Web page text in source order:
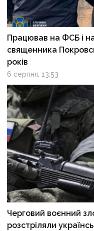
Працював на ФСБ і
священника
років
6 серпня, 13:53
Черговий воєнний
розстріляли